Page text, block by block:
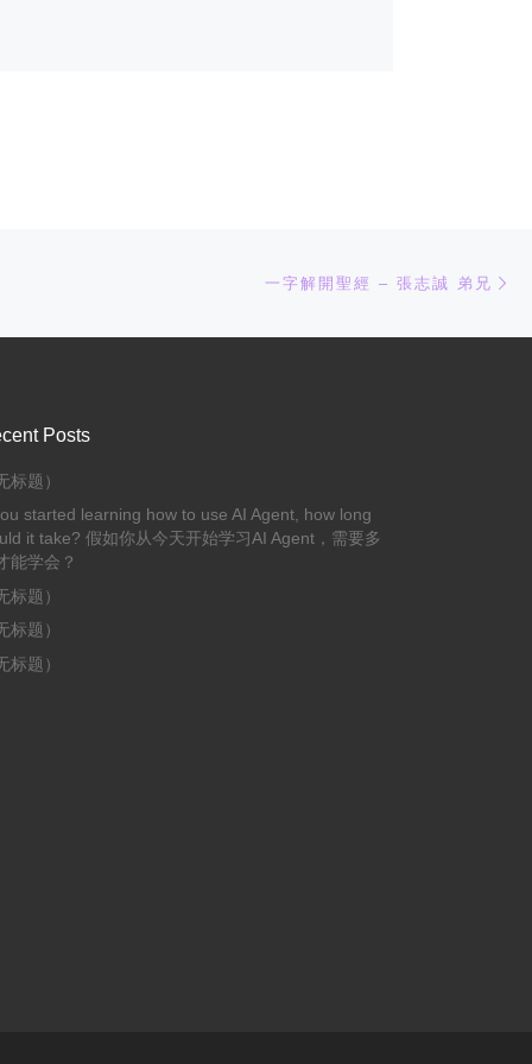
一字解開聖經 – 張志誠 弟兄
Posts
标题）
started learning how to use AI Agent, how long
it take? 假如你从今天开始学习AI Agent，需要多
能学会？
标题）
标题）
标题）